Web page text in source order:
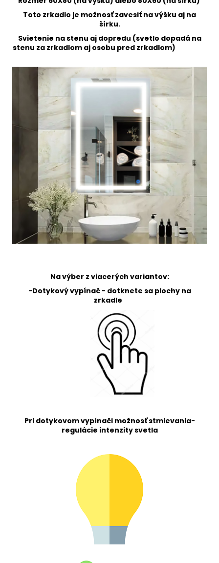
Toto zrkadlo je možnosť zavesiť na výšku aj na
šírku.
Svietenie na stenu aj dopredu (svetlo dopadá na
stenu za zrkadlom aj osobu pred zrkadlom)
Na výber z viacerých variantov:
-Dotykový vypínač - dotknete sa plochy na
zrkadle
Pri dotykovom vypínači možnosť stmievania-
regulácie intenzity svetla